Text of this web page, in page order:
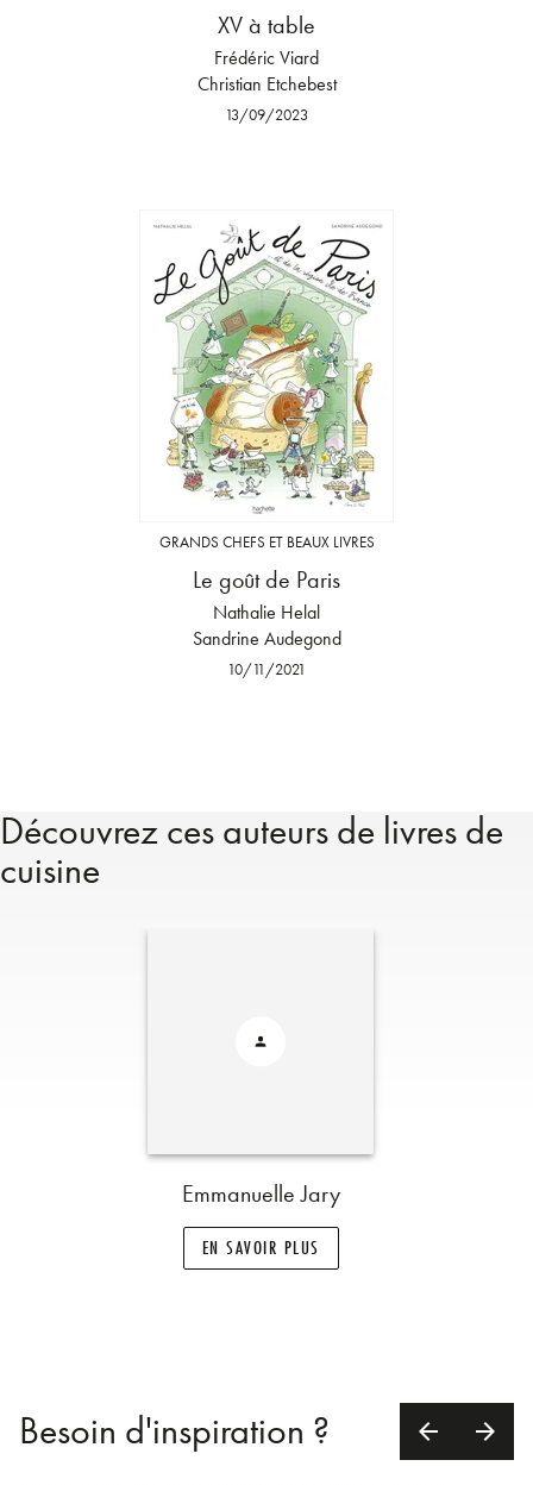
XV à table
Frédéric Viard
Christian Etchebest
13/09/2023
GRANDS CHEFS ET BEAUX LIVRES
Le goût de Paris
Nathalie Helal
Sandrine Audegond
10/11/2021
Découvrez ces auteurs de livres de
cuisine
Emmanuelle Jary
EN SAVOIR PLUS
Besoin d'inspiration ? arrow_back arrow_forward